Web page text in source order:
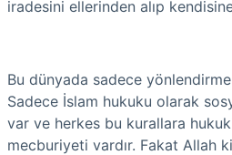
iradesini ellerinden alıp
Bu dünyada sadece
Sadece İslam hukuku olarak
var ve herkes bu kurallara
mecburiyeti vardır. Fakat Allah